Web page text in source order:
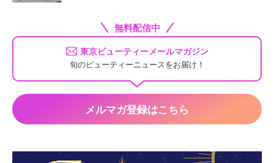
無料配信中
東京ビューティーメールマガジン
旬のビューティーニュースをお届け！
メルマガ登録はこちら